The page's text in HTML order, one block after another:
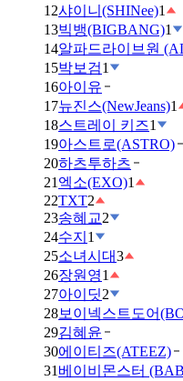
12샤이니(SHINee)1
13빅뱅(BIGBANG)1
14알파드라이브원
15박보검1
16아이유
17뉴진스(NewJeans)1
18스트레이 키즈1
19아스트로(ASTRO)
20하츠투하츠
21 엑소(EXO)1
22TXT2
23송혜교2
24수지 1
25소녀시대3
26장원영1
27아이딧2
28보이넥스트도어
29김혜윤
30에이티즈(ATEEZ)
31 베이비몬스터